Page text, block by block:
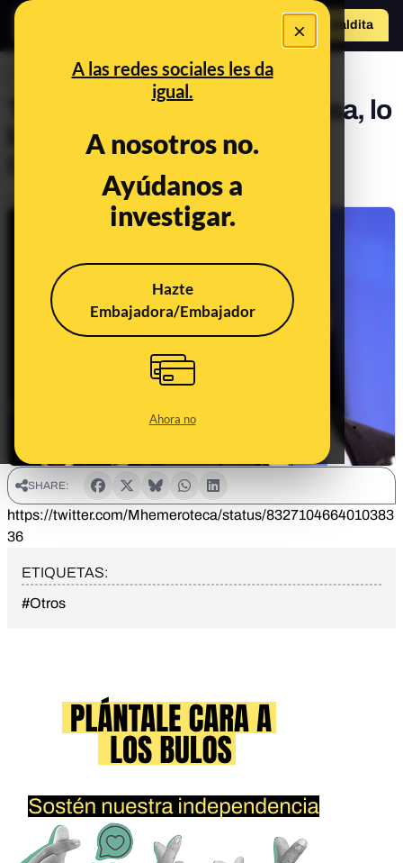
×
A las redes sociales les da
igual.
A nosotros no.
Ayúdanos a
investigar.
Hazte
Embajadora/Embajador
Ahora no
Hazte Maldita
CONTROL DEL PODER
Trump tuitea contra la prensa, lo
borra y lo vuelve a publicar
(casi) igual
Feb 17, 2017, 12:32:39 PM
SHARE:
https://twitter.com/Mhemeroteca/status/8327104664010383
36
ETIQUETAS:
#Otros